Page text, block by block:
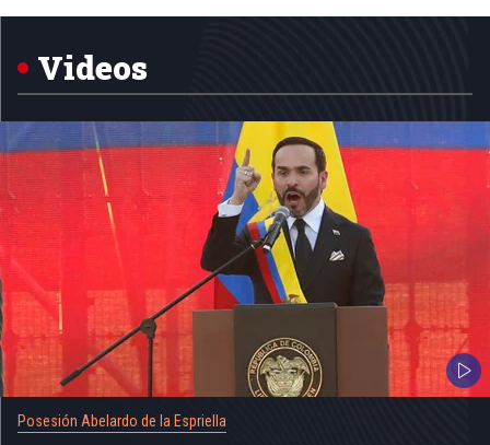
1
Videos
Posesión Abelardo de la Espriella